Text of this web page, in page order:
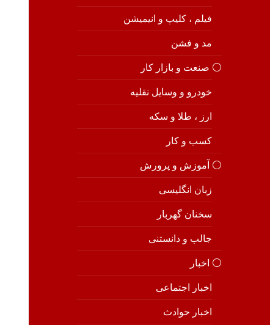
فیلم ، کلیپ و انیمیشن
مد و فشن
⚪️ صنعت و بازار کار
خودرو و وسایل نقلیه
ارز ، طلا و سکه
کسب و کار
⚪️ آموزش و پرورش
زبان انگلیسی
سخنان گهربار
جالب و دانستنی
⚪️ اخبار
اخبار اجتماعی
اخبار حوادث